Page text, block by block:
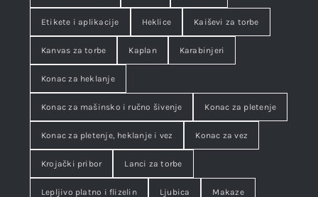
Etikete i aplikacije Heklice Kaiševi za torbe
Kanvas za torbe Kaplan Karabinjeri
Konac za heklanje
Konac za mašinsko i ručno šivenje Konac za pletenje
Konac za pletenje, heklanje i vez Konac za vez
Krojački pribor Lanci za torbe
Lepljivo platno i flizelin Ljubica Makaze